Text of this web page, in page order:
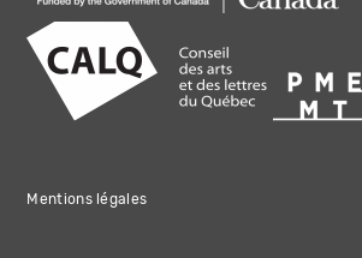
Mentions légales